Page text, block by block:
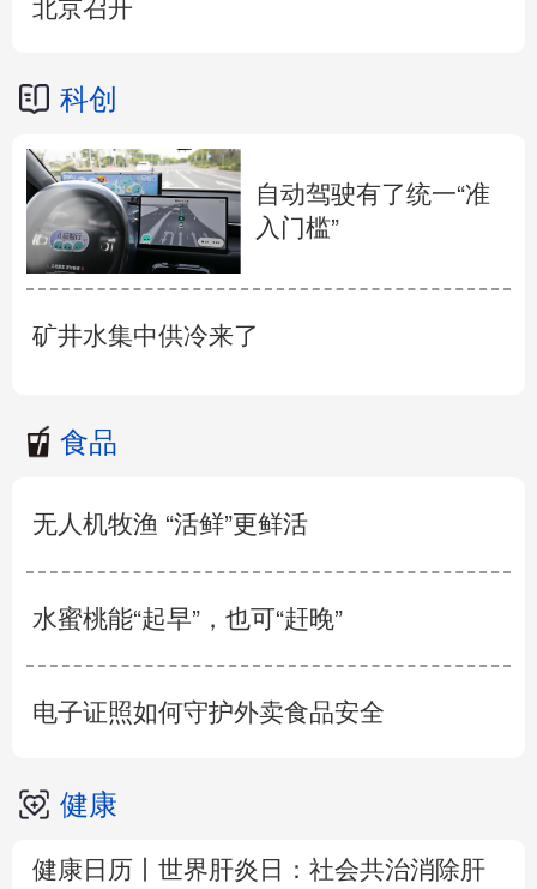
北京召开
科创
自动驾驶有了统一“准
入门槛”
矿井水集中供冷来了
食品
无人机牧渔 “活鲜”更鲜活
水蜜桃能“起早”，也可“赶晚”
电子证照如何守护外卖食品安全
健康
健康日历丨世界肝炎日：社会共治消除肝